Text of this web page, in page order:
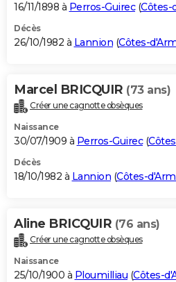
16/11/1898 à Perros-Guirec(Côtes-
Décès
26/10/1982 à Lannion (Côtes-
Marcel BRICQUIR (73 ans)
Créer une cagnotte obsèques
Naissance
30/07/1909 à Perros-Guirec(
Décès
18/10/1982 à Lannion (Côtes-
Aline BRICQUIR (76 ans)
Créer une cagnotte obsèques
Naissance
25/10/1900 à Ploumilliau (Côtes-